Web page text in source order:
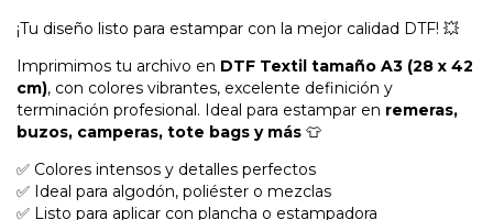
¡Tu diseño listo para estampar con la mejor calidad DTF! 💥
Imprimimos tu archivo en DTF Textil tamaño A3 (28 x 42
cm), con colores vibrantes, excelente definición y
terminación profesional. Ideal para estampar en remeras,
buzos, camperas, tote bags y más 👕
✅ Colores intensos y detalles perfectos
✅ Ideal para algodón, poliéster o mezclas
✅ Listo para aplicar con plancha o estampadora